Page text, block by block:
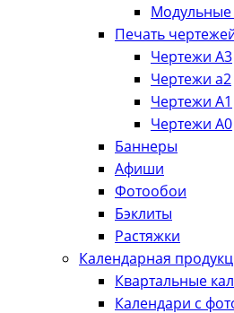
Модульные
Печать
Чертежи А3
Чертежи а2
Чертежи А1
Чертежи А0
Баннеры
Афиши
Фотообои
Бэклиты
Растяжки
Календарная
Квартальные
Календари с